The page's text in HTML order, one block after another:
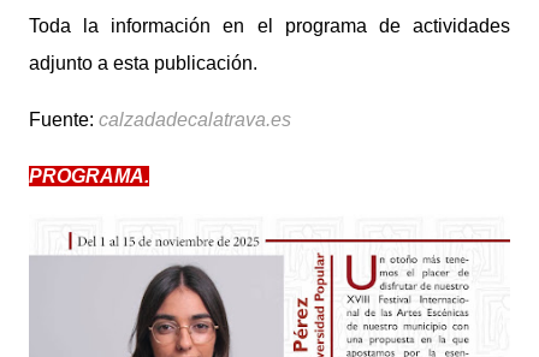
Toda la información en el programa de actividades
adjunto a esta publicación.
Fuente: calzadadecalatrava.es
PROGRAMA.